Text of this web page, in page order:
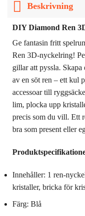
Beskrivning
DIY Diamond Ren
Ge fantasin fritt
Ren 3D-nyckelring!
gillar att pyssla.
av en söt ren – ett kul
accessoar till
lim, plocka upp
precis som du vill. Ett
bra som present eller
Innehåller: 1 ren-
kristaller, bricka för
Färg: Blå